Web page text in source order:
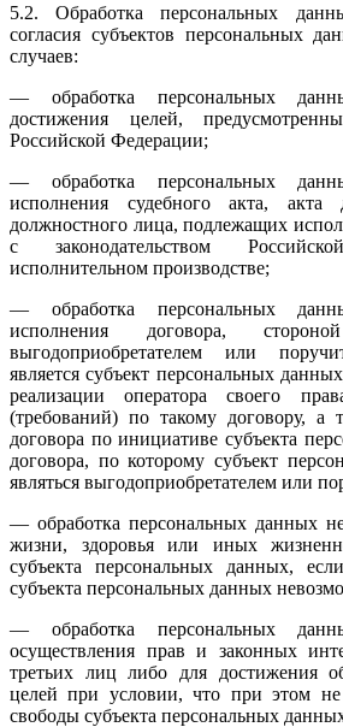
5.2. Обработка персональных
согласия субъектов персональных
случаев:
— обработка персональных
достижения целей,
Российской Федерации;
— обработка персональных
исполнения судебного акта, акта
должностного лица, подлежащих
с законодательством
исполнительном производстве;
— обработка персональных
исполнения договора,
выгодоприобретателем или
является субъект персональных
реализации оператора своего
(требований) по такому договору, а
договора по инициативе субъекта
договора, по которому субъект
являться выгодоприобретателем или
— обработка персональных данных
жизни, здоровья или иных
субъекта персональных данных,
субъекта персональных данных
— обработка персональных
осуществления прав и законных
третьих лиц либо для достижения
целей при условии, что при этом
свободы субъекта персональных